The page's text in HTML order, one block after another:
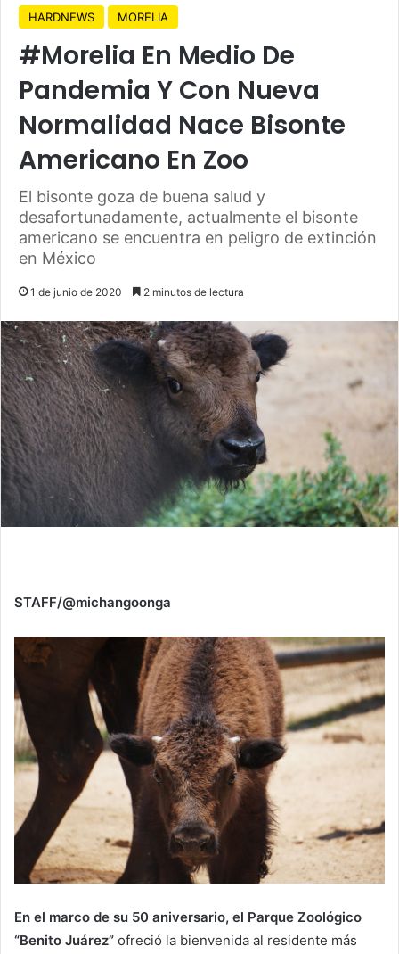
HARDNEWS MORELIA
#Morelia En Medio De
Pandemia Y Con Nueva
Normalidad Nace Bisonte
Americano En Zoo
El bisonte goza de buena salud y
desafortunadamente, actualmente el bisonte
americano se encuentra en peligro de extinción
en México
1 de junio de 2020 2 minutos de lectura
STAFF/@michangoonga
En el marco de su 50 aniversario, el Parque Zoológico
“Benito Juárez” ofreció la bienvenida al residente más